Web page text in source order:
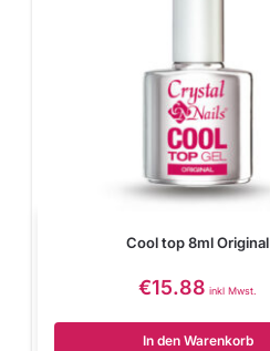
Cool top 8ml Original
€15.88 inkl Mwst.
In den Warenkorb